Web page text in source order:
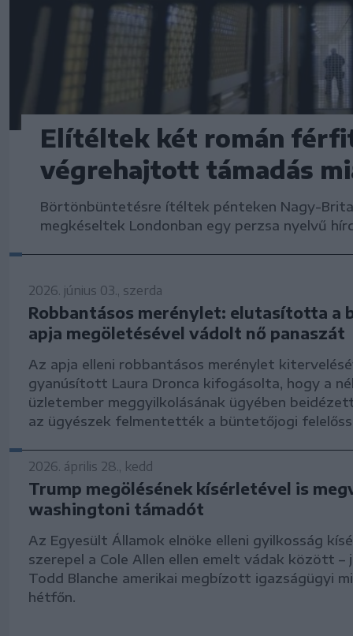
Elítéltek két román
végrehajtott támadás
Börtönbüntetésre ítéltek pénteken Nagy-
megkéseltek Londonban egy perzsa nyelvű
2026. június 03., szerda
Robbantásos merénylet: elutasította a
apja megöletésével vádolt nő panaszát
Az apja elleni robbantásos merénylet
gyanúsított Laura Dronca kifogásolta, hogy a
üzletember meggyilkolásának ügyében
az ügyészek felmentették a büntetőjogi
2026. április 28., kedd
Trump megölésének kísérletével is
washingtoni támadót
Az Egyesült Államok elnöke elleni gyilkosság
szerepel a Cole Allen ellen emelt vádak között
Todd Blanche amerikai megbízott igazságügyi
hétfőn.